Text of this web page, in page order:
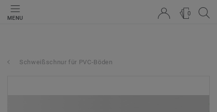
MENU
0
Schweißschnur für PVC-Böden